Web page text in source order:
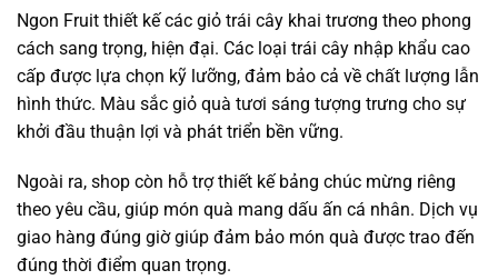
Ngon Fruit thiết kế các giỏ trái cây khai trương theo phong
cách sang trọng, hiện đại. Các loại trái cây nhập khẩu cao
cấp được lựa chọn kỹ lưỡng, đảm bảo cả về chất lượng lẫn
hình thức. Màu sắc giỏ quà tươi sáng tượng trưng cho sự
khởi đầu thuận lợi và phát triển bền vững.
Ngoài ra, shop còn hỗ trợ thiết kế bảng chúc mừng riêng
theo yêu cầu, giúp món quà mang dấu ấn cá nhân. Dịch vụ
giao hàng đúng giờ giúp đảm bảo món quà được trao đến
đúng thời điểm quan trọng.